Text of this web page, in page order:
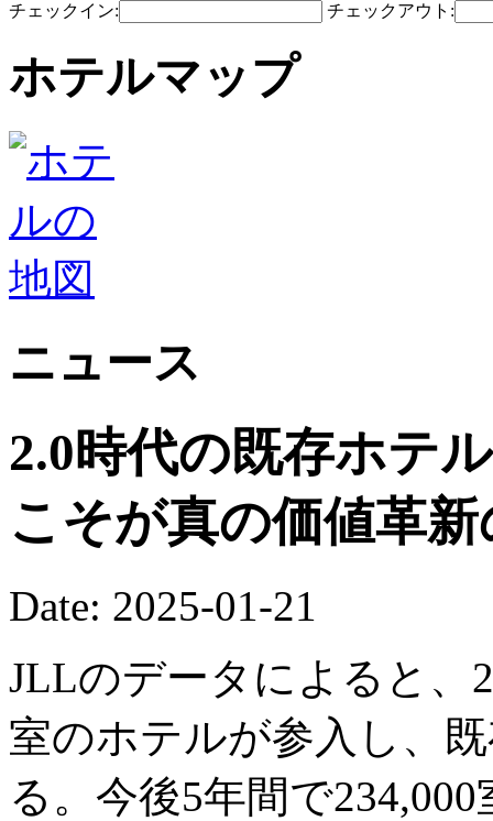
チェックイン: チェックアウト:
ホテルマップ
ニュース
2.0時代の既存ホテ
こそが真の価値革
Date: 2025-01-21
JLLのデータによると、
室のホテルが参入し、
る。今後5年間で